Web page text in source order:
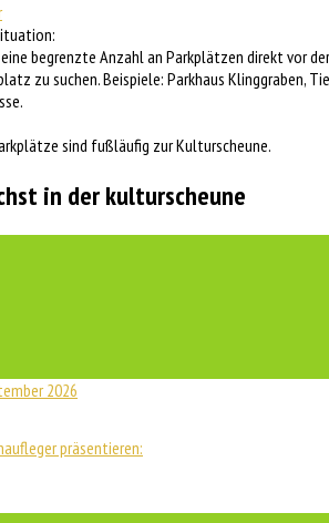
begrenzte Anzahl an Parkplätzen direkt vor
zu suchen. Beispiele: Parkhaus Klinggraben,
sind fußläufig zur Kulturscheune.
in der kulturscheune
2026
präsentieren: